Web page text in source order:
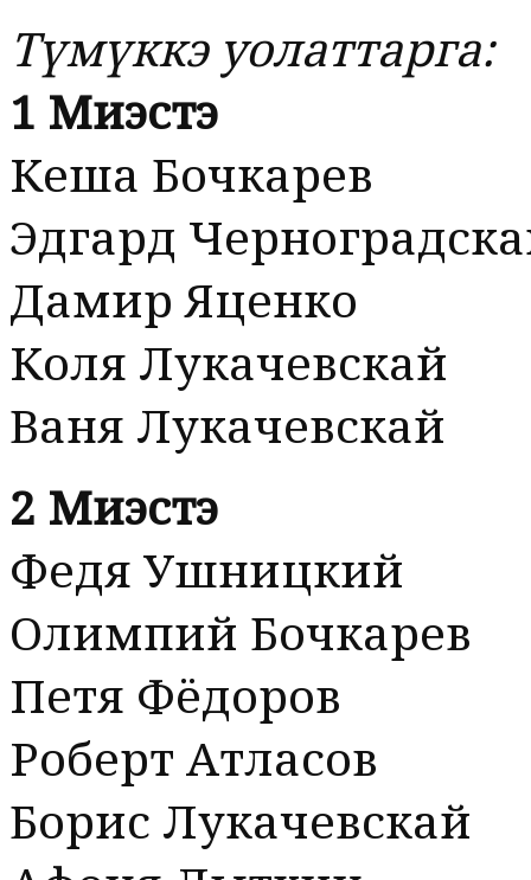
Түмүккэ уолаттарга:
1 Миэстэ
Кеша Бочкарев
Эдгард
Дамир Яценко
Коля Лукачевскай
Ваня Лукачевскай
2 Миэстэ
Федя Ушницкий
Олимпий Бочкарев
Петя Фёдоров
Роберт Атласов
Борис Лукачевскай